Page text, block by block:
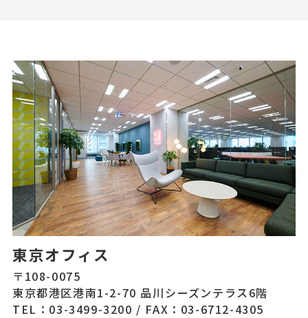
東京オフィス
〒108-0075
東京都港区港南1-2-70 品川シーズンテラス6階
TEL：03-3499-3200 / FAX：03-6712-4305